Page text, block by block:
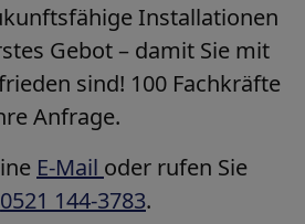
Installationen
Gebot – damit Sie mit
sind! 100 Fachkräfte
Anfrage.
E-Mail oder rufen Sie
0521 144-3783.